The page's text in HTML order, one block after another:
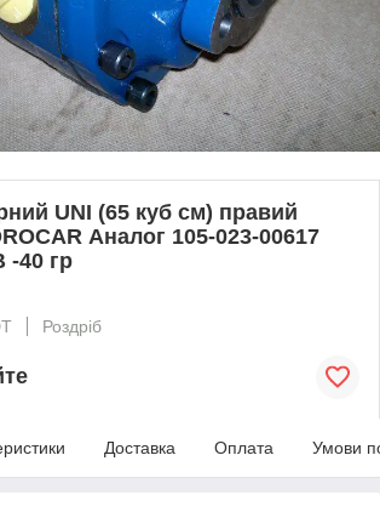
UNI (65 куб см) правий
Аналог 105-023-00617
-40 гр
Роздріб
Доставка Оплата Умови